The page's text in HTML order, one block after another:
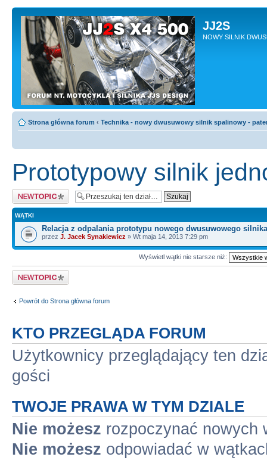
JJ2S
NOWY SILNIK
Strona główna forum ‹ Technika - nowy dwusuwowy silnik spalinowy -
Prototypowy silnik
Napisz wątek
WĄTKI
Relacja z odpalania prototypu nowego dwusuwowego silnika
przez J. Jacek Synakiewicz » Wt maja 14, 2013 7:29 pm
Wyświetl wątki nie starsze niż:
Napisz wątek
Powrót do Strona główna forum
KTO PRZEGLĄDA FORUM
Użytkownicy przeglądający ten
gości
TWOJE PRAWA W TYM DZIALE
Nie możesz rozpoczynać nowych
Nie możesz odpowiadać w